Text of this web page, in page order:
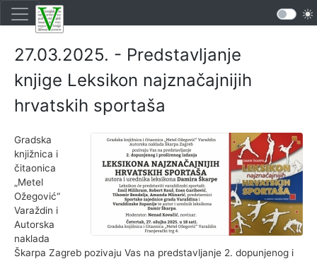
27.03.2025. - Predstavljanje
knjige Leksikon najznačajnijih
hrvatskih sportaša
Gradska
knjižnica i
čitaonica
„Metel
Ožegović“
Varaždin i
Autorska
naklada
Škarpa Zagreb pozivaju Vas na predstavljanje 2. dopunjenog i